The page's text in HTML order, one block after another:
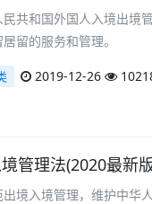
民共和国外国人入境出境
留的服务和管理。
2019-12-26
管理法(2020最新
出境入境管理，维护中华